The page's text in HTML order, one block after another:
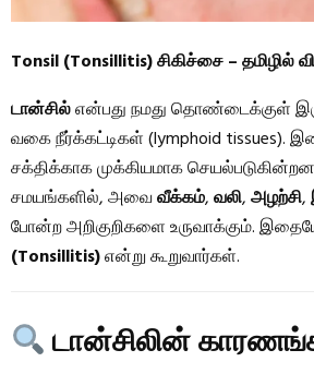
Tonsil (Tonsillitis) சிகிச்சை – தமிழில்
டான்சில்என்பது நமது தொண்டைக்குள்
வகை நீர்க்கட்டிகள் (lymphoid tissues).
சக்திக்காக முக்கியமாக
சமயங்களில், அவைவீக்கம்,வலி,அழற்சி,
போன்ற அறிகுறிகளை உருவாக்கும்.
(Tonsillitis)என்று கூறுவார்கள்.
டான்சிலின்